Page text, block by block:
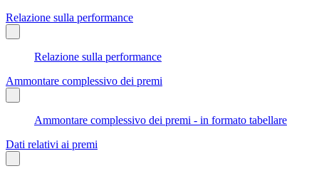
Relazione sulla performance
Relazione sulla performance
Ammontare complessivo dei premi
Ammontare complessivo dei premi - in formato tabellare
Dati relativi ai premi